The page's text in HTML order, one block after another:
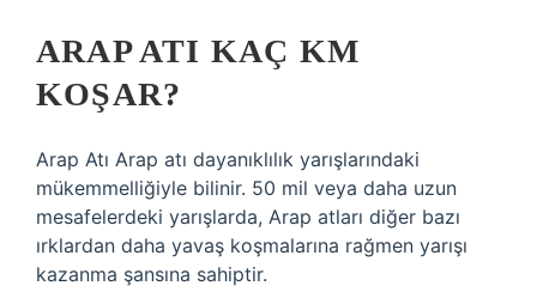
ARAP ATI KAÇ KM
KOŞAR?
Arap Atı Arap atı dayanıklılık yarışlarındaki
mükemmelliğiyle bilinir. 50 mil veya daha uzun
mesafelerdeki yarışlarda, Arap atları diğer bazı
ırklardan daha yavaş koşmalarına rağmen yarışı
kazanma şansına sahiptir.